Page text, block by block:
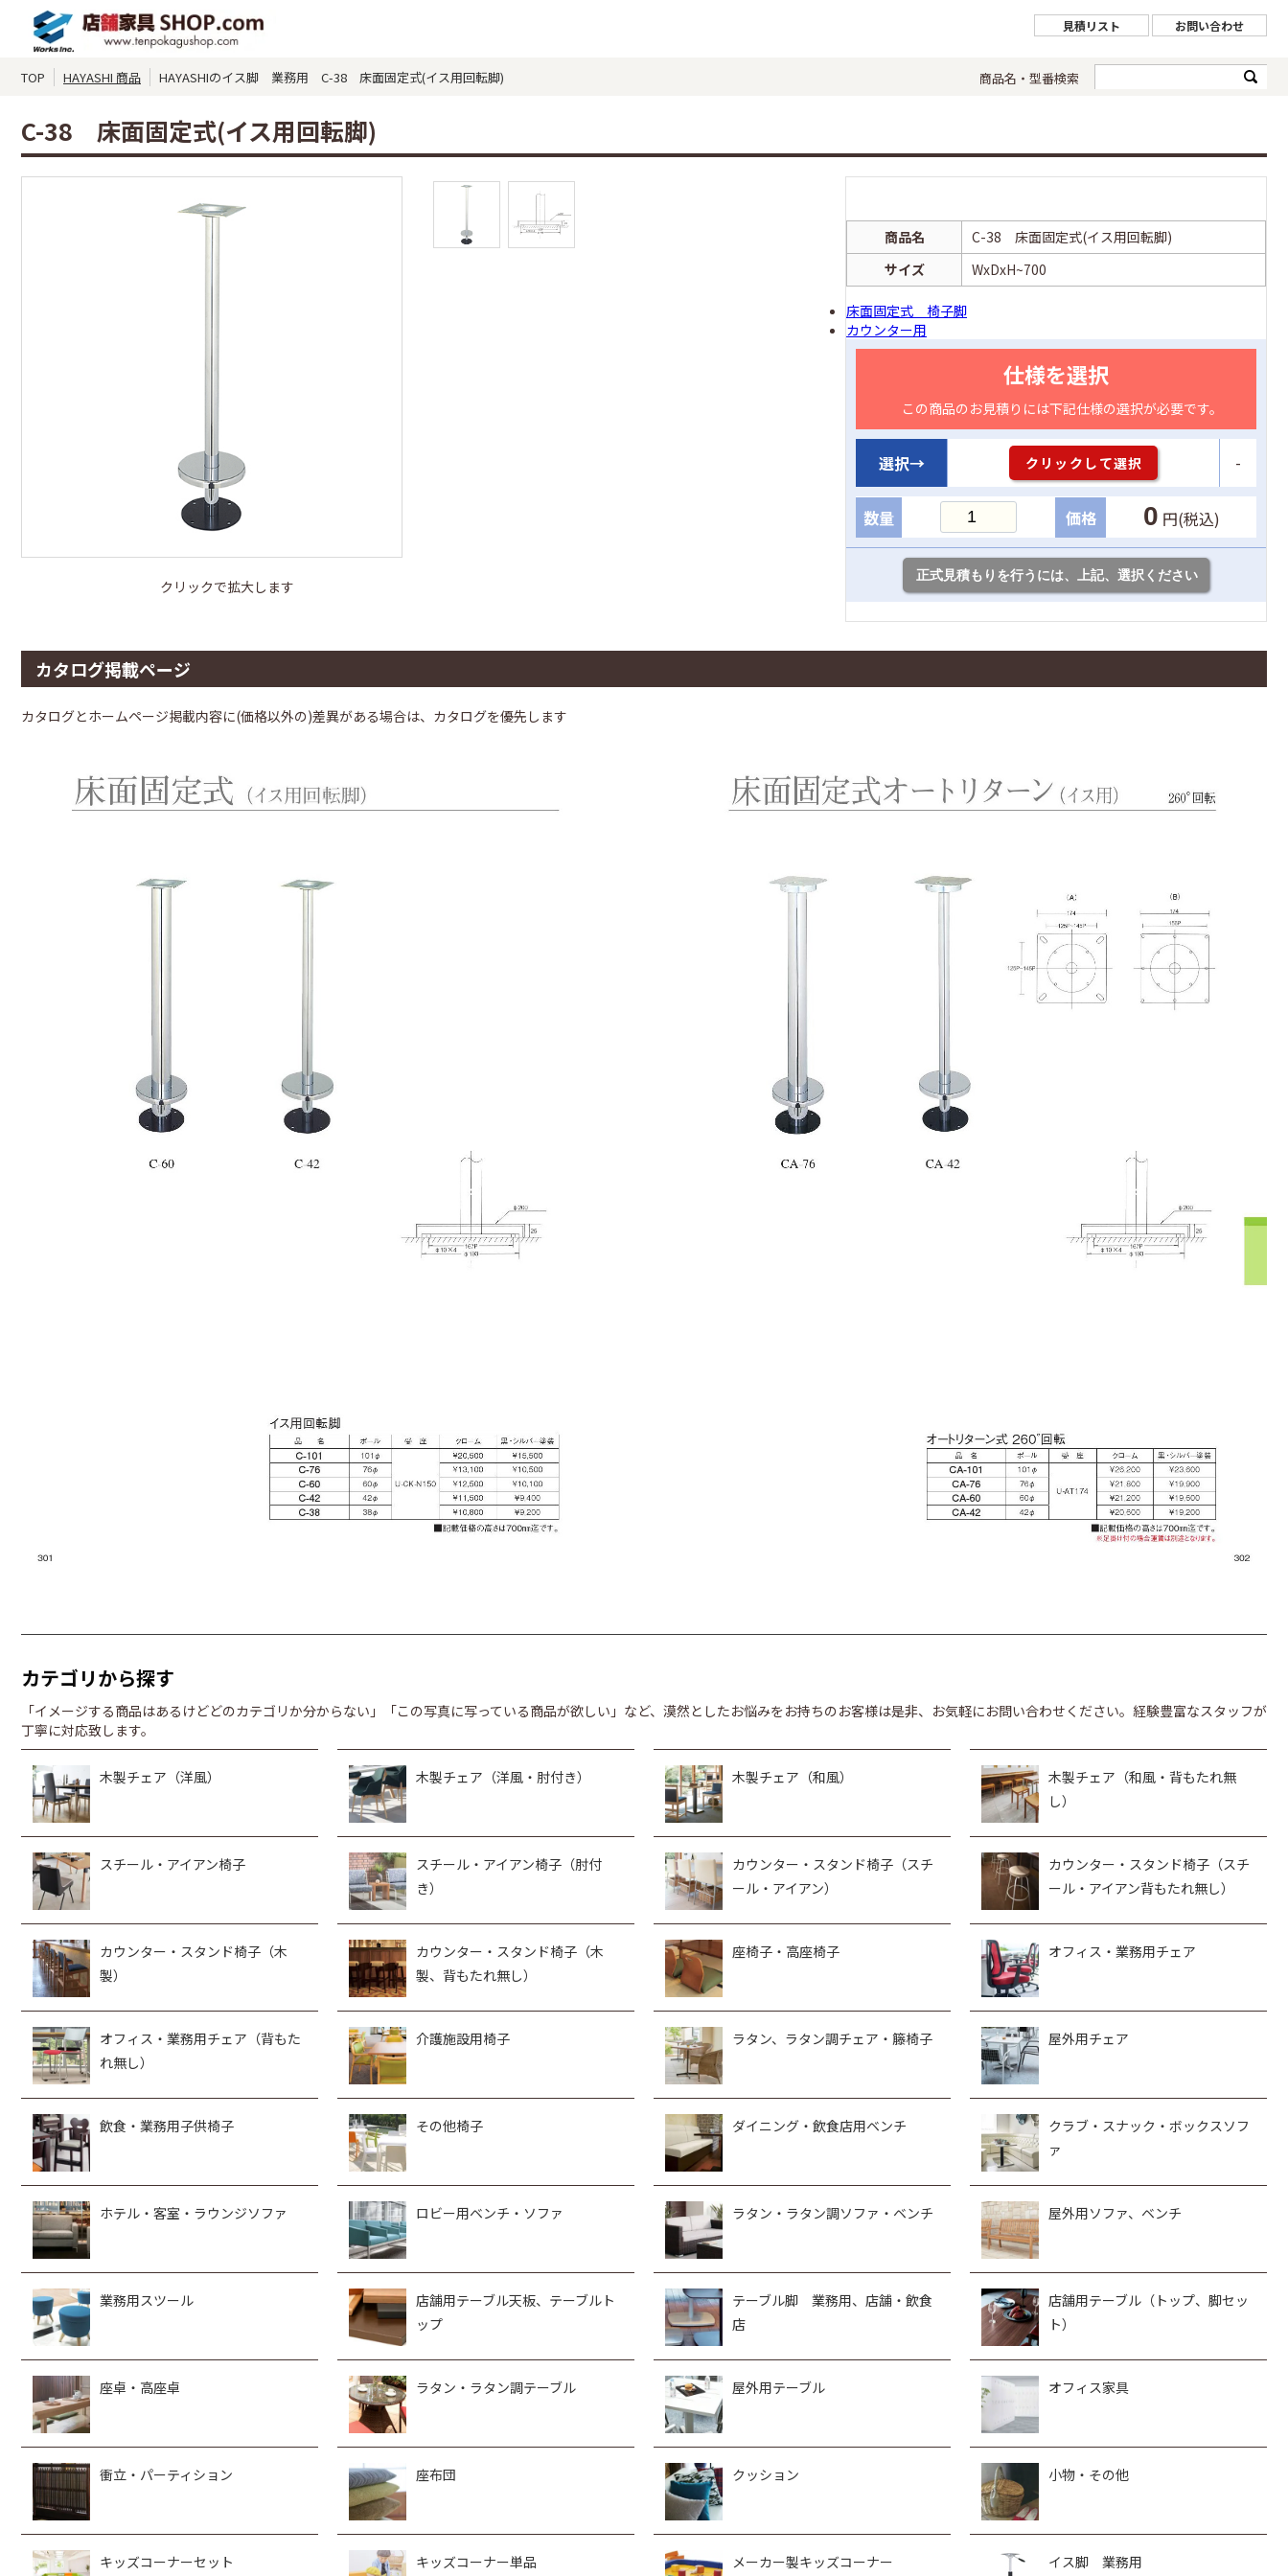
見積リスト お問い合わせ
TOP HAYASHI 商品 HAYASHIのイス脚 業務用 C-38 床面固定式(イス用回転脚) 商品名・型番検索
C-38 床面固定式(イス用回転脚)
クリックで拡大します
商品名
C-38 床面固定式(イス用回転脚)
サイズ
WxDxH~700
床面固定式 椅子脚
カウンター用
仕様を選択
この商品のお見積りには下記仕様の選択が必要です。
選択→ クリックして選択 -
数量 価格 0 円(税込)
カタログ掲載ページ
カタログとホームページ掲載内容に(価格以外の)差異がある場合は、カタログを優先します
カテゴリから探す
「イメージする商品はあるけどどのカテゴリか分からない」「この写真に写っている商品が欲しい」など、漠然としたお悩みをお持ちのお客様は是非、お気軽にお問い合わせください。経験豊富なスタッフが
丁寧に対応致します。
木製チェア（洋風） 木製チェア（洋風・肘付き） 木製チェア（和風）
木製チェア（和風・背もたれ無
し）
スチール・アイアン椅子
スチール・アイアン椅子（肘付
き）
カウンター・スタンド椅子（スチ
ール・アイアン）
カウンター・スタンド椅子（スチ
ール・アイアン背もたれ無し）
カウンター・スタンド椅子（木
製）
カウンター・スタンド椅子（木
製、背もたれ無し）
座椅子・高座椅子 オフィス・業務用チェア
オフィス・業務用チェア（背もた
れ無し）
介護施設用椅子 ラタン、ラタン調チェア・籐椅子 屋外用チェア
飲食・業務用子供椅子 その他椅子 ダイニング・飲食店用ベンチ
クラブ・スナック・ボックスソフ
ァ
ホテル・客室・ラウンジソファ ロビー用ベンチ・ソファ ラタン・ラタン調ソファ・ベンチ 屋外用ソファ、ベンチ
業務用スツール
店舗用テーブル天板、テーブルト
ップ
テーブル脚 業務用、店舗・飲食
店
店舗用テーブル（トップ、脚セッ
ト）
座卓・高座卓 ラタン・ラタン調テーブル 屋外用テーブル オフィス家具
衝立・パーティション 座布団 クッション 小物・その他
キッズコーナーセット キッズコーナー単品 メーカー製キッズコーナー イス脚 業務用